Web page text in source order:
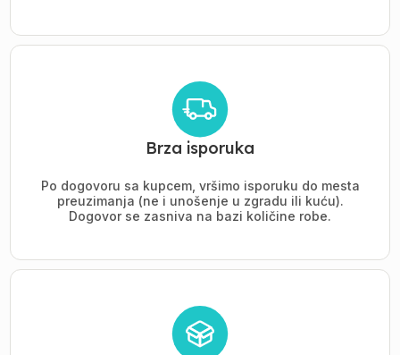
Brza isporuka
Po dogovoru sa kupcem, vršimo isporuku do mesta
preuzimanja (ne i unošenje u zgradu ili kuću).
Dogovor se zasniva na bazi količine robe.